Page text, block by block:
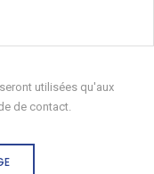
utilisées qu'aux
de contact.